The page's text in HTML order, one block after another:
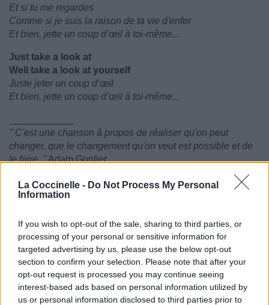
La Coccinelle - Do Not Process My Personal
Information
If you wish to opt-out of the sale, sharing to third parties, or
processing of your personal or sensitive information for
targeted advertising by us, please use the below opt-out
section to confirm your selection. Please note that after your
opt-out request is processed you may continue seeing
interest-based ads based on personal information utilized by
us or personal information disclosed to third parties prior to
Et si tu me regardes
Comme si je suis la raison de ta vie d'enfer
Et bien, jette un coup d’œil à toi-même...
Just take a look at
Well take a look at yourself
Juste jeter un coup d’œil
Et bien, jette un coup d’œil à toi-même...
'' C'est une chanson à propos de réaliser qu'on peut
changer, que le changement qu'on veut est possible et de
le faire. ''Adam Gontier